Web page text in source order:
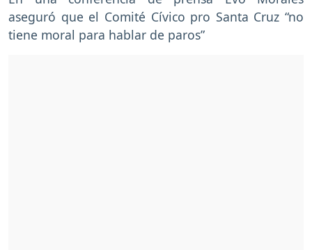
aseguró que el Comité Cívico pro Santa Cruz “no
tiene moral para hablar de paros”